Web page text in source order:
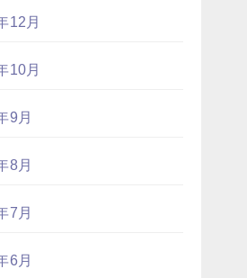
12月
10月
9月
8月
7月
6月